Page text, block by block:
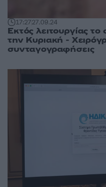
17:2727.09.24
Εκτός λειτουργίας
την Κυριακή -
συνταγογραφήσεις